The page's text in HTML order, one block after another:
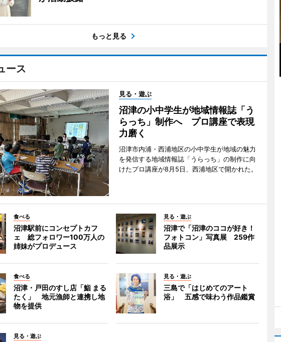
もっと見る
ース
見る・遊ぶ
沼津の小中学生が地域情報誌「う
らっち」制作へ プロ講座で表現
力磨く
沼津市内浦・西浦地区の小中学生が地域の魅力
を発信する地域情報誌「うらっち」の制作に向
けたプロ講座が8月5日、西浦地区で開かれた。
食べる
沼津駅前にコンセプトカフ
ェ 総フォロワー100万人の
姉妹がプロデュース
見る・遊ぶ
沼津で「沼津のココが好き！
フォトコン」写真展 259作
品展示
食べる
沼津・戸田のすし店「鮨 まる
たく」 地元漁師と連携し地
物を提供
見る・遊ぶ
三島で「はじめてのアート
浴」 五感で味わう作品鑑賞
見る・遊ぶ